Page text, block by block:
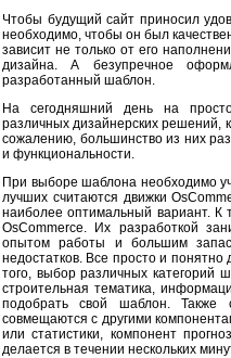
Чтобы будущий сайт приносил
необходимо, чтобы он был
зависит не только от его
дизайна. А безупречное
разработанный шаблон.
На сегодняшний день на
различных дизайнерских решений,
сожалению, большинство из них
и функциональности.
При выборе шаблона необходимо
лучших считаются движки
наиболее оптимальный вариант.
OsCommerce. Их разработкой
опытом работы и большим
недостатков. Все просто и
того, выбор различных категорий
строительная тематика,
подобрать свой шаблон. Также
совмещаются с другими
или статистики, компонент
делается в течении нескольких